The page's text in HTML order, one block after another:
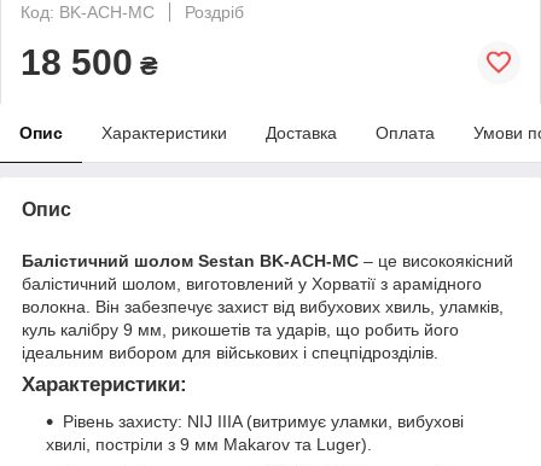
Код: BK-ACH-MC
Роздріб
18 500 ₴
Опис Характеристики Доставка Оплата Умови
Опис
Балістичний шолом Sestan BK-ACH-MC – це високоякісний
балістичний шолом, виготовлений у Хорватії з арамідного
волокна. Він забезпечує захист від вибухових хвиль, уламків,
куль калібру 9 мм, рикошетів та ударів, що робить його
ідеальним вибором для військових і спецпідрозділів.
Характеристики:
Рівень захисту: NIJ IIIA (витримує уламки, вибухові
хвилі, постріли з 9 мм Makarov та Luger).